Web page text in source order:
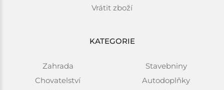
Vrátit zboží
KATEGORIE
Zahrada
Chovatelství
Stavebniny
Autodoplňky